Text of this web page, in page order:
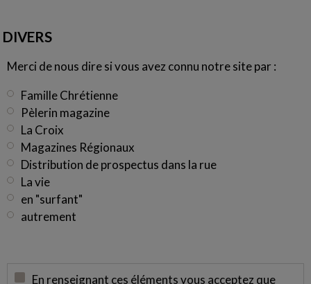
DIVERS
Merci de nous dire si vous avez connu notre site par :
Famille Chrétienne
Pèlerin magazine
La Croix
Magazines Régionaux
Distribution de prospectus dans la rue
La vie
en "surfant"
autrement
En renseignant ces éléments vous acceptez que